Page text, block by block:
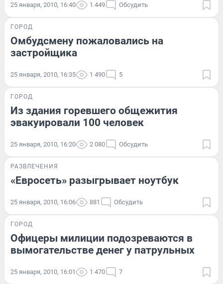
25 января, 2010, 16:40 1 449 Обсудить
ГОРОД
Омбудсмену пожаловались на
застройщика
25 января, 2010, 16:35 1 490 5
ГОРОД
Из здания горевшего общежития
эвакуировали 100 человек
25 января, 2010, 16:20 2 080 Обсудить
РАЗВЛЕЧЕНИЯ
«Евросеть» разыгрывает ноутбук
25 января, 2010, 16:06 881 Обсудить
ГОРОД
Офицеры милиции подозреваются в
вымогательстве денег у патрульных
25 января, 2010, 16:01 1 470 7